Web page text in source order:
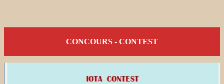
CONCOURS - CONTEST